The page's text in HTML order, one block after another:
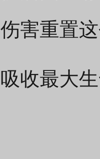
伤害重置
吸收最大